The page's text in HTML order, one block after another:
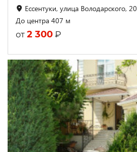
Ессентуки, улица Володарского, 20
До центра 407 м
от 2 300 ₽